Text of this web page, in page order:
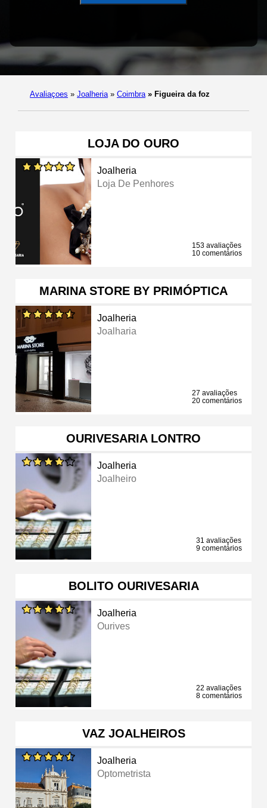
Avaliaçoes » Joalheria » Coimbra » Figueira da foz
LOJA DO OURO
Joalheria
Loja De Penhores
153 avaliações
10 comentários
MARINA STORE BY PRIMÓPTICA
Joalheria
Joalharia
27 avaliações
20 comentários
OURIVESARIA LONTRO
Joalheria
Joalheiro
31 avaliações
9 comentários
BOLITO OURIVESARIA
Joalheria
Ourives
22 avaliações
8 comentários
VAZ JOALHEIROS
Joalheria
Optometrista